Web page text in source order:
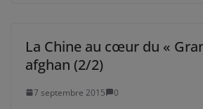
La Chine au cœur du «
afghan (2/2)
7 septembre 2015 0